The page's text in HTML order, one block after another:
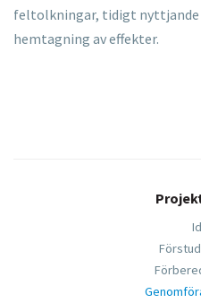
feltolkningar, tidigt nyttjande
hemtagning av effekter.